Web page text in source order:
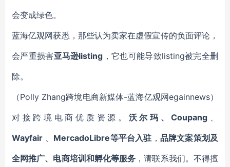
会变成绿色。
蓝海亿观网获悉，那些认为卖家在虚假宣传的负面评论 ，
会严重损害亚马逊listing ，它也可能导致listing被完全删
除。
（Polly Zhang跨境电商新媒体-蓝海亿观网egainnews）
对接跨境电商优质资源。 沃尔玛、Coupang 、
Wayfair 、 MercadoLibre等平台入驻 ， 品牌文案策划及
全网推广、电商培训和孵化等服务 ，请联系我们。不得擅